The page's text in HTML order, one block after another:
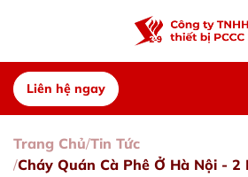
Liên hệ ngay
Trang Chủ Tin Tức
Cháy Quán Cà Phê Ở Hà Nội - 2